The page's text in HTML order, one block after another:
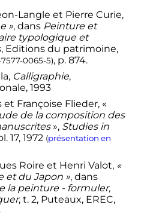
Langle et Pierre Curie,
», dans Peinture et
typologique et
Editions du patrimoine,
0065-5), p.874.
, Calligraphie,
1993
et Françoise Flieder, «
de la composition des
», Studies in
17, 1972 (présentation en
Roire et Henri Valot, «
et du Japon », dans
la peinture - formuler,
, t.2, Puteaux, EREC,